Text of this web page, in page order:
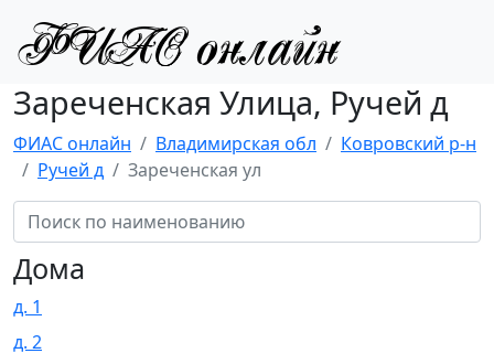
Зареченская Улица, Ручей д
ФИАС онлайн Владимирская обл
Ковровский р-н
Ручей д
Зареченская ул
Дома
д. 1
д. 2